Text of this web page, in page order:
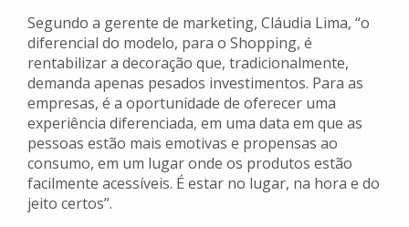
Segundo a gerente de marketing, Cláudia Lima, “o
diferencial do modelo, para o Shopping, é
rentabilizar a decoração que, tradicionalmente,
demanda apenas pesados investimentos. Para as
empresas, é a oportunidade de oferecer uma
experiência diferenciada, em uma data em que as
pessoas estão mais emotivas e propensas ao
consumo, em um lugar onde os produtos estão
facilmente acessíveis. É estar no lugar, na hora e do
jeito certos”.